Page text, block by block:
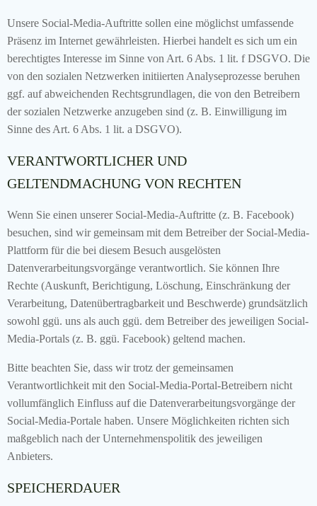
Unsere Social-Media-Auftritte sollen eine möglichst umfassende
Präsenz im Internet gewährleisten. Hierbei handelt es sich um ein
berechtigtes Interesse im Sinne von Art. 6 Abs. 1 lit. f DSGVO. Die
von den sozialen Netzwerken initiierten Analyseprozesse beruhen
ggf. auf abweichenden Rechtsgrundlagen, die von den Betreibern
der sozialen Netzwerke anzugeben sind (z. B. Einwilligung im
Sinne des Art. 6 Abs. 1 lit. a DSGVO).
VERANTWORTLICHER UND
GELTENDMACHUNG VON RECHTEN
Wenn Sie einen unserer Social-Media-Auftritte (z. B. Facebook)
besuchen, sind wir gemeinsam mit dem Betreiber der Social-Media-
Plattform für die bei diesem Besuch ausgelösten
Datenverarbeitungsvorgänge verantwortlich. Sie können Ihre
Rechte (Auskunft, Berichtigung, Löschung, Einschränkung der
Verarbeitung, Datenübertragbarkeit und Beschwerde) grundsätzlich
sowohl ggü. uns als auch ggü. dem Betreiber des jeweiligen Social-
Media-Portals (z. B. ggü. Facebook) geltend machen.
Bitte beachten Sie, dass wir trotz der gemeinsamen
Verantwortlichkeit mit den Social-Media-Portal-Betreibern nicht
vollumfänglich Einfluss auf die Datenverarbeitungsvorgänge der
Social-Media-Portale haben. Unsere Möglichkeiten richten sich
maßgeblich nach der Unternehmenspolitik des jeweiligen
Anbieters.
SPEICHERDAUER